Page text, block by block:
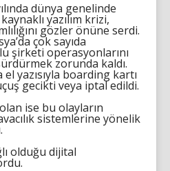
dünya genelinde
yazılım krizi,
gözler önüne serdi.
çok sayıda
şirketi operasyonlarını
zorunda kaldı.
el yazısıyla boarding kartı
gecikti veya iptal edildi.
ise bu olayların
sistemlerine yönelik
olduğu dijital